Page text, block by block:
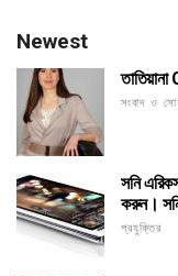
Newest
সংবাদ ও
সনি
করুন।
প্রযুক্তির